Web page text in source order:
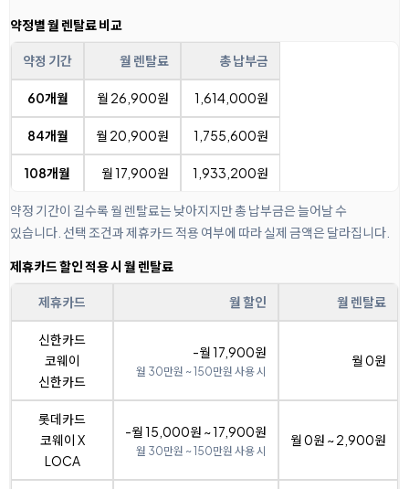
약정별 월 렌탈료 비교
약정 기간 월 렌탈료 총 납부금
60개월 월 26,900원 1,614,000원
84개월 월 20,900원 1,755,600원
108개월 월 17,900원 1,933,200원
약정 기간이 길수록 월 렌탈료는 낮아지지만 총 납부금은 늘어날 수
있습니다. 선택 조건과 제휴카드 적용 여부에 따라 실제 금액은 달라집니다.
제휴카드 할인 적용 시 월 렌탈료
제휴카드 월 할인 월 렌탈료
신한카드
코웨이
신한카드
-월 17,900원
월 30만원 ~ 150만원 사용 시
월 0원
롯데카드
코웨이 X
LOCA
-월 15,000원 ~ 17,900원
월 30만원 ~ 150만원 사용 시
월 0원 ~ 2,900원